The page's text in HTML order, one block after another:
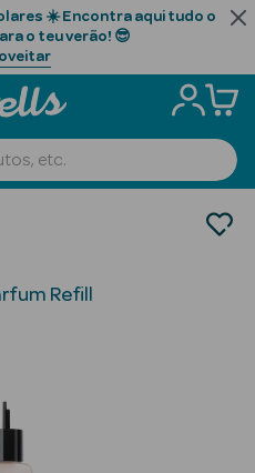
☀️ Encontra aqui tudo o
o teu verão! 😎
Refill